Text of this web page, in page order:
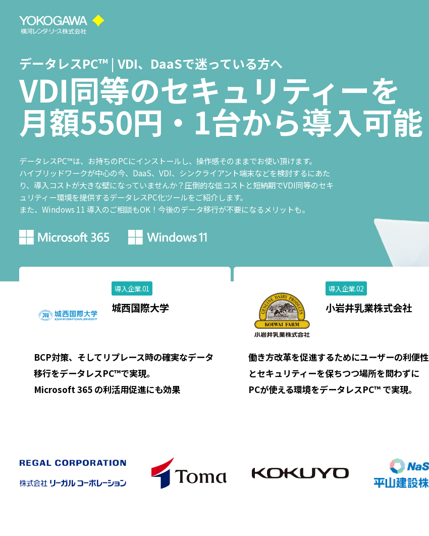
データレスPC™ | VDI、DaaSで迷っている方へ
VDI同等のセキュリティーを
月額550円・1台から導入可能
データレスPC™は、お持ちのPCにインストールし、操作感そのままでお使い頂けます。
ハイブリッドワークが中心の今、DaaS、VDI、シンクライアント端末などを検討するにあた
り、導入コストが大きな壁になっていませんか？圧倒的な低コストと短納期でVDI同等のセキ
ュリティー環境を提供するデータレスPC化ツールをご紹介します。
また、Windows 11 導入のご相談もOK！今後のデータ移行が不要になるメリットも。
導入企業.01
城西国際大学
BCP対策、そしてリプレース時の確実なデータ
移行をデータレスPC™で実現。
Microsoft 365 の利活用促進にも効果
導入企業.02
小岩井乳業株式会社
働き方改革を促進するためにユーザーの利便性
とセキュリティーを保ちつつ場所を問わずに
PCが使える環境をデータレスPC™ で実現。